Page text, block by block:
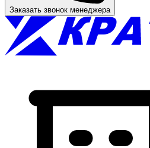
Заказать звонок менеджера